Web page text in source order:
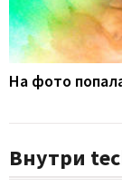
На фото
Внутри